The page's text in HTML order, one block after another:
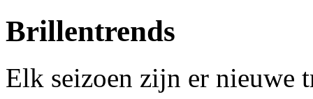
Brillentrends
Elk seizoen zijn er nieuwe